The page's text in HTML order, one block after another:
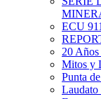
ECU 911
20
Mitos y
Punta
Laudato